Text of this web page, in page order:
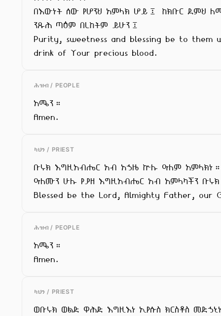
በእውነት ሰው የሆንህ አምላክ ሆይ፤ ከክቡር ደምህ
ንጹሕ ጣዕም በረከትም ይሁን፤
Purity, sweetness and blessing be to them
drink of Your precious blood.
ሕዝብ / PEOPLE
አሜን።
Amen.
ካህን / PRIEST
ቡሩክ እግዚአብሔር አብ አኃዜ ኵሉ ዓለም
ዓለሙን ሁሉ የያዘ እግዚአብሔር አብ አምላካችን
Blessed be the Lord, Almighty Father, our
ሕዝብ / PEOPLE
አሜን።
Amen.
ካህን / PRIEST
ወቡሩክ ወልድ ዋሕድ እግዚእነ ኢየሱስ ክርስቶስ